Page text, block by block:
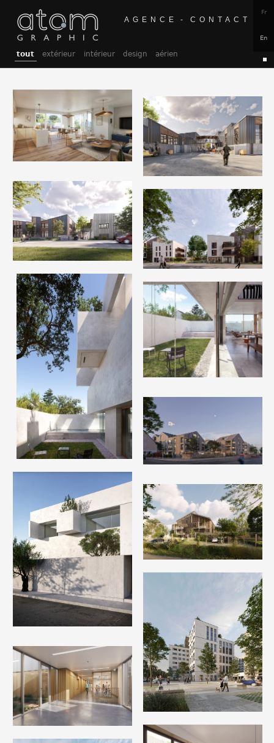
tout extérieur intérieur design aérien
AGENCE - CONTACT
Fr
En